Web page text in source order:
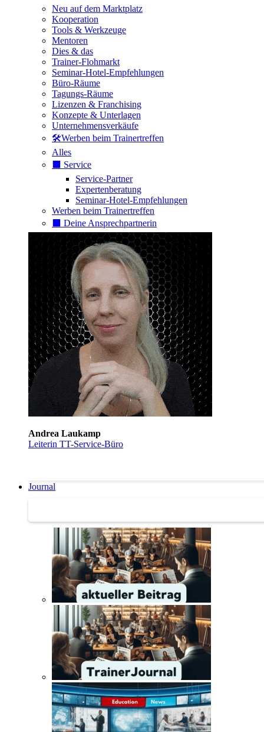
Neu auf dem Marktplatz
Kooperation
Tools & Werkzeuge
Mentoren
Dies & das
Trainer-Flohmarkt
Seminar-Hotel-Empfehlungen
Büro-Räume
Tagungs-Räume
Lizenzen & Franchising
Konzepte & Unterlagen
Unternehmensverkäufe
🛠️Werben beim Trainertreffen
Alles
⬛️ Service
Service-Partner
Expertenberatung
Seminar-Hotel-Empfehlungen
Werben beim Trainertreffen
⬛️ Deine Ansprechpartnerin
Andrea Laukamp
Leiterin TT-Service-Büro
Journal